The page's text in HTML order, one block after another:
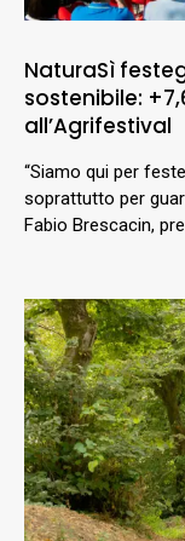
NaturaSì
sostenibile:
all’Agrifestival
“Siamo qui per
soprattutto per
Fabio Brescacin,